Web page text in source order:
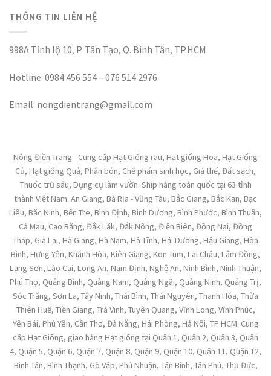
THÔNG TIN LIÊN HỆ
998A Tỉnh lộ 10, P. Tân Tạo, Q. Bình Tân, TP.HCM
Hotline: 0984 456 554 – 076 514 2976
Email: nongdientrang@gmail.com
Nông Điền Trang - Cung cấp Hạt Giống rau, Hạt giống Hoa, Hạt Giống
Củ, Hạt giống Quả, Phân bón, Chế phẩm sinh học, Giá thể, Đất sạch,
Thuốc trừ sâu, Dụng cụ làm vườn. Ship hàng toàn quốc tại 63 tỉnh
thành Việt Nam: An Giang, Bà Rịa - Vũng Tàu, Bắc Giang, Bắc Kạn, Bạc
Liêu, Bắc Ninh, Bến Tre, Bình Định, Bình Dương, Bình Phước, Bình Thuận,
Cà Mau, Cao Bằng, Đắk Lắk, Đắk Nông, Điện Biên, Đồng Nai, Đồng
Tháp, Gia Lai, Hà Giang, Hà Nam, Hà Tĩnh, Hải Dương, Hậu Giang, Hòa
Bình, Hưng Yên, Khánh Hòa, Kiên Giang, Kon Tum, Lai Châu, Lâm Đồng,
Lạng Sơn, Lào Cai, Long An, Nam Định, Nghệ An, Ninh Bình, Ninh Thuận,
Phú Thọ, Quảng Bình, Quảng Nam, Quảng Ngãi, Quảng Ninh, Quảng Trị,
Sóc Trăng, Sơn La, Tây Ninh, Thái Bình, Thái Nguyên, Thanh Hóa, Thừa
Thiên Huế, Tiền Giang, Trà Vinh, Tuyên Quang, Vĩnh Long, Vĩnh Phúc,
Yên Bái, Phú Yên, Cần Thơ, Đà Nẵng, Hải Phòng, Hà Nội, TP HCM. Cung
cấp Hạt Giống, giao hàng Hạt giống tại Quận 1, Quận 2, Quận 3, Quận
4, Quận 5, Quận 6, Quận 7, Quận 8, Quận 9, Quận 10, Quận 11, Quận 12,
Bình Tân, Bình Thạnh, Gò Vấp, Phú Nhuận, Tân Bình, Tân Phú, Thủ Đức,